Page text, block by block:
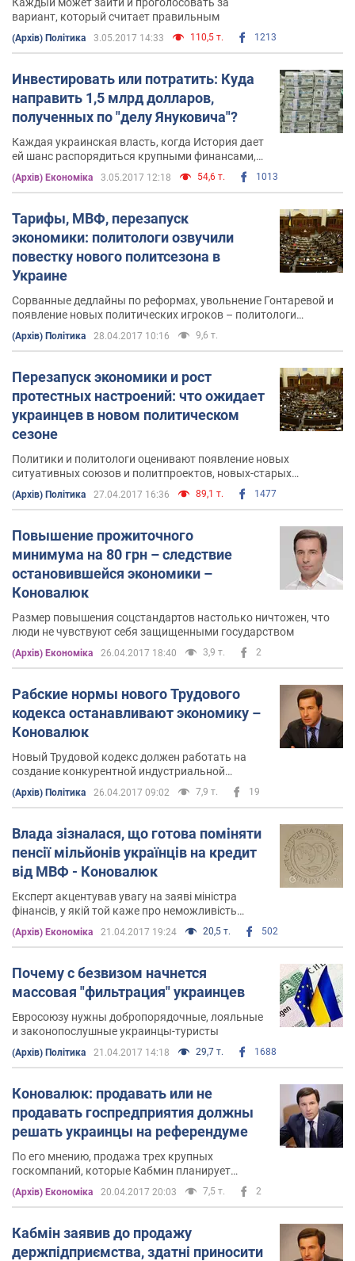
вариант, который считает правильным
(Архів) Політика 3.05.2017 14:33 110,5 т. 1213
Инвестировать или потратить: Куда
направить 1,5 млрд долларов,
полученных по "делу Януковича"?
Каждая украинская власть, когда История дает
ей шанс распорядиться крупными финансами,
тратит их бездумно
(Архів) Економіка 3.05.2017 12:18 54,6 т. 1013
Тарифы, МВФ, перезапуск
экономики: политологи озвучили
повестку нового политсезона в
Украине
Сорванные дедлайны по реформах, увольнение Гонтаревой и
появление новых политических игроков – политологи
рассказали о трендах грядущего политического сезона
(Архів) Політика 28.04.2017 10:16 9,6 т.
Перезапуск экономики и рост
протестных настроений: что ожидает
украинцев в новом политическом
сезоне
Политики и политологи оценивают появление новых
ситуативных союзов и политпроектов, новых-старых
политических игроков и ребрендинг проверенных, но побитых
временем прима-партий
(Архів) Політика 27.04.2017 16:36 89,1 т. 1477
Повышение прожиточного
минимума на 80 грн – следствие
остановившейся экономики –
Коновалюк
Размер повышения соцстандартов настолько ничтожен, что
люди не чувствуют себя защищенными государством
(Архів) Економіка 26.04.2017 18:40 3,9 т. 2
Рабские нормы нового Трудового
кодекса останавливают экономику –
Коновалюк
Новый Трудовой кодекс должен работать на
создание конкурентной индустриальной
экономики
(Архів) Політика 26.04.2017 09:02 7,9 т. 19
Влада зізналася, що готова поміняти
пенсії мільйонів українців на кредит
від МВФ - Коновалюк
Експерт акцентував увагу на заяві міністра
фінансів, у якій той каже про неможливість
отримати транш МВФ без пенсійної реформи
(Архів) Економіка 21.04.2017 19:24 20,5 т. 502
Почему с безвизом начнется
массовая "фильтрация" украинцев
Евросоюзу нужны добропорядочные, лояльные
и законопослушные украинцы-туристы
(Архів) Політика 21.04.2017 14:18 29,7 т. 1688
Коновалюк: продавать или не
продавать госпредприятия должны
решать украинцы на референдуме
По его мнению, продажа трех крупных
госкомпаний, которые Кабмин планирует
приватизировать по требованию МВФ, не в
интересах украинцев
(Архів) Економіка 20.04.2017 20:03 7,5 т. 2
Кабмін заявив до продажу
держпідприємства, здатні приносити